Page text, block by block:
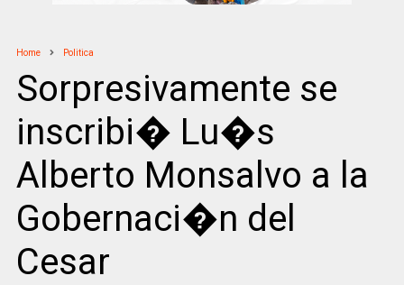
Home Politica
Sorpresivamente se
inscribi� Lu�s
Alberto Monsalvo a la
Gobernaci�n del
Cesar